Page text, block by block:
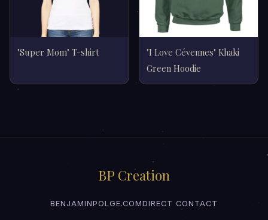
"Super Mom" T-shirt
"I Love Cévennes" Khaki
Green Hoodie
BP Creation
BENJAMINPOLGE.COMDIRECT CONTACT